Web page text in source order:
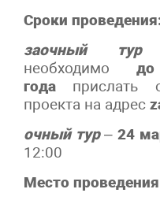
Сроки
заочный тур
необходимо
года прислать
проекта на адрес
очный тур– 24
12:00
Место